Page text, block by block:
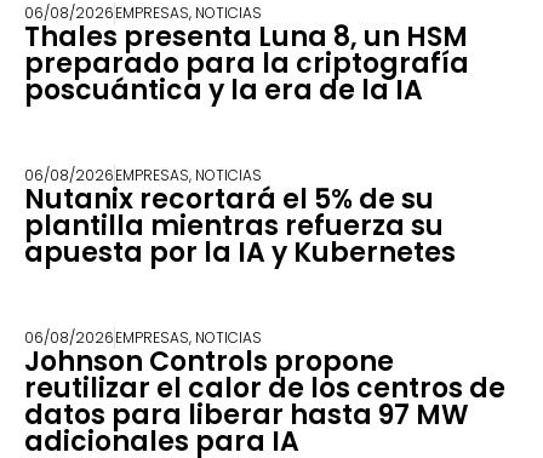
06/08/2026EMPRESAS, NOTICIAS
Thales presenta Luna 8, un HSM
preparado para la criptografía
poscuántica y la era de la IA
06/08/2026EMPRESAS, NOTICIAS
Nutanix recortará el 5% de su
plantilla mientras refuerza su
apuesta por la IA y Kubernetes
06/08/2026EMPRESAS, NOTICIAS
Johnson Controls propone
reutilizar el calor de los centros de
datos para liberar hasta 97 MW
adicionales para IA